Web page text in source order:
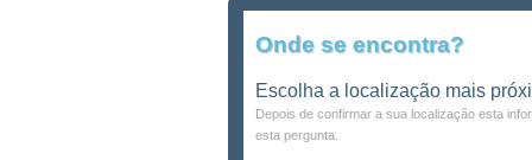
Onde se encontra?
Escolha a localização mais
Depois de confirmar a sua localização esta
esta pergunta.